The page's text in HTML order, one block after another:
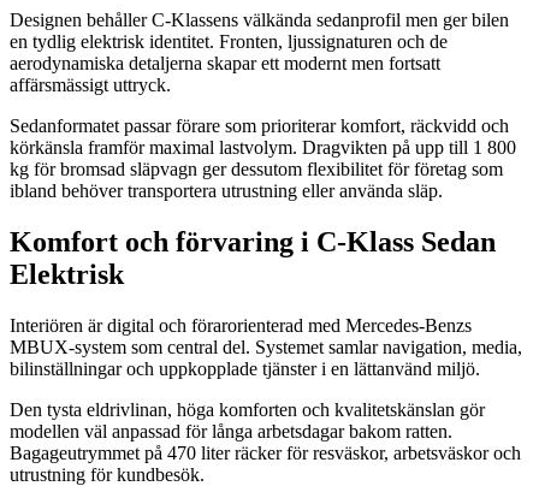
Designen behåller C-Klassens välkända sedanprofil men ger bilen
en tydlig elektrisk identitet. Fronten, ljussignaturen och de
aerodynamiska detaljerna skapar ett modernt men fortsatt
affärsmässigt uttryck.
Sedanformatet passar förare som prioriterar komfort, räckvidd och
körkänsla framför maximal lastvolym. Dragvikten på upp till 1 800
kg för bromsad släpvagn ger dessutom flexibilitet för företag som
ibland behöver transportera utrustning eller använda släp.
Komfort och förvaring i C-Klass Sedan
Elektrisk
Interiören är digital och förarorienterad med Mercedes-Benzs
MBUX-system som central del. Systemet samlar navigation, media,
bilinställningar och uppkopplade tjänster i en lättanvänd miljö.
Den tysta eldrivlinan, höga komforten och kvalitetskänslan gör
modellen väl anpassad för långa arbetsdagar bakom ratten.
Bagageutrymmet på 470 liter räcker för resväskor, arbetsväskor och
utrustning för kundbesök.